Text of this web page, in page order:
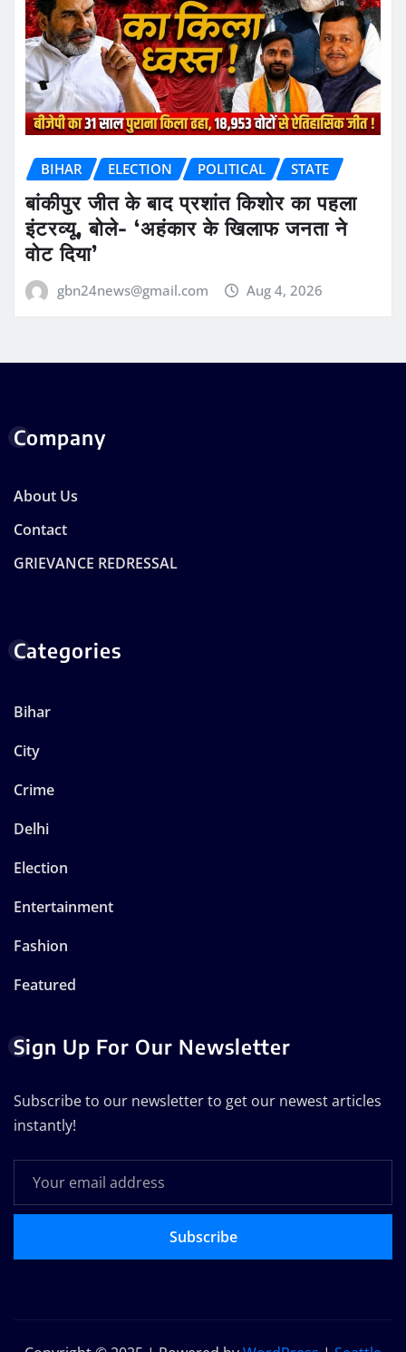
BIHAR ELECTION POLITICAL STATE
बांकीपुर जीत के बाद प्रशांत किशोर का पहला
इंटरव्यू, बोले- ‘अहंकार के खिलाफ जनता ने
वोट दिया’
gbn24news@gmail.com Aug 4, 2026
Company
About Us
Contact
GRIEVANCE REDRESSAL
Categories
Bihar
City
Crime
Delhi
Election
Entertainment
Fashion
Featured
Sign Up For Our Newsletter
Subscribe to our newsletter to get our newest articles
instantly!
Subscribe